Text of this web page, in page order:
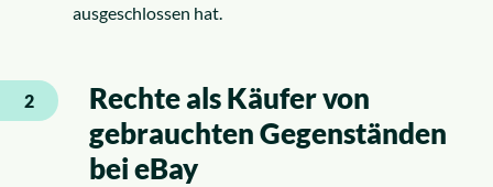
ausgeschlossen hat.
2
Rechte als Käufer von
gebrauchten Gegenständen
bei eBay